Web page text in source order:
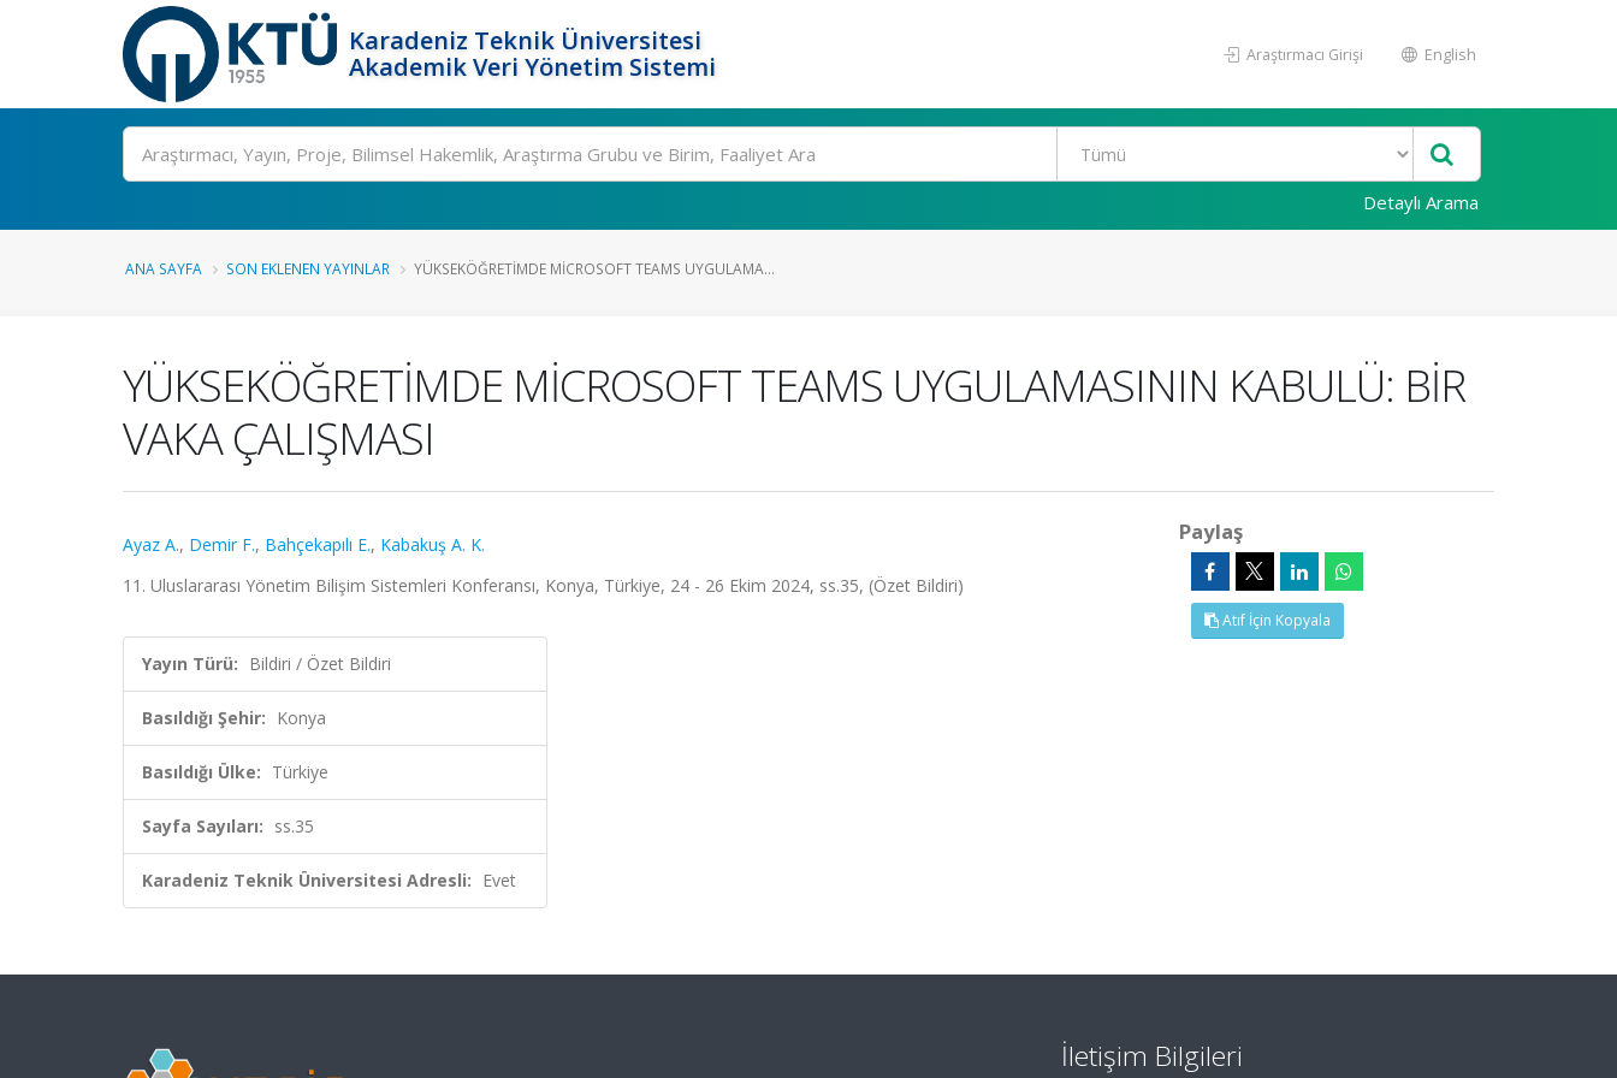
Karadeniz Teknik Üniversitesi
Akademik Veri Yönetim Sistemi
Araştırmacı Girişi English
Ara
Detaylı Arama
ANA SAYFA SON EKLENEN YAYINLAR YÜKSEKÖĞRETİMDE MİCROSOFT TEAMS UYGULAMA...
YÜKSEKÖĞRETİMDE MİCROSOFT TEAMS UYGULAMASININ KABULÜ: BİR
VAKA ÇALIŞMASI
Ayaz A., Demir F., Bahçekapılı E., Kabakuş A. K.
11. Uluslararası Yönetim Bilişim Sistemleri Konferansı, Konya, Türkiye, 24 - 26 Ekim 2024, ss.35, (Özet Bildiri)
Yayın Türü: Bildiri / Özet Bildiri
Basıldığı Şehir: Konya
Basıldığı Ülke: Türkiye
Sayfa Sayıları: ss.35
Karadeniz Teknik Üniversitesi Adresli: Evet
Paylaş
Atıf İçin Kopyala
İletişim Bilgileri